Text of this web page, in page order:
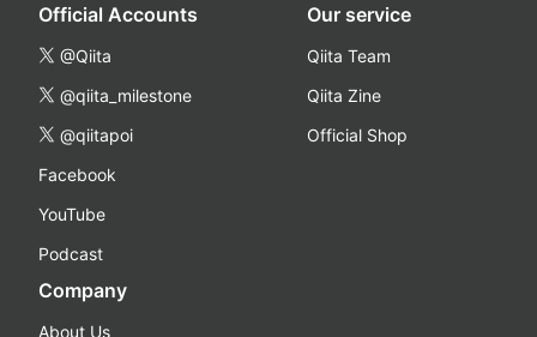
Official Accounts
@Qiita
@qiita_milestone
@qiitapoi
Facebook
YouTube
Podcast
Our service
Qiita Team
Qiita Zine
Official Shop
Company
About Us